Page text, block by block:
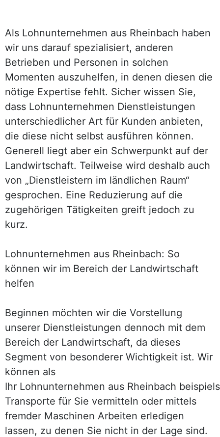
Als Lohnunternehmen aus Rheinbach haben
wir uns darauf spezialisiert, anderen
Betrieben und Personen in solchen
Momenten auszuhelfen, in denen diesen die
nötige Expertise fehlt. Sicher wissen Sie,
dass Lohnunternehmen Dienstleistungen
unterschiedlicher Art für Kunden anbieten,
die diese nicht selbst ausführen können.
Generell liegt aber ein Schwerpunkt auf der
Landwirtschaft. Teilweise wird deshalb auch
von „Dienstleistern im ländlichen Raum“
gesprochen. Eine Reduzierung auf die
zugehörigen Tätigkeiten greift jedoch zu
kurz.
Lohnunternehmen aus Rheinbach: So
können wir im Bereich der Landwirtschaft
helfen
Beginnen möchten wir die Vorstellung
unserer Dienstleistungen dennoch mit dem
Bereich der Landwirtschaft, da dieses
Segment von besonderer Wichtigkeit ist. Wir
können als
Ihr Lohnunternehmen aus Rheinbach
Transporte für Sie vermitteln oder mittels
fremder Maschinen Arbeiten erledigen
lassen, zu denen Sie nicht in der Lage sind.